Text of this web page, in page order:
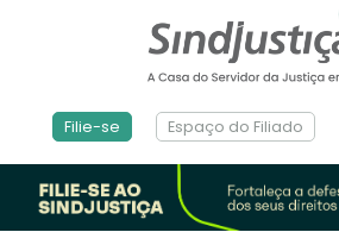
Filie-se Espaço do Filiado